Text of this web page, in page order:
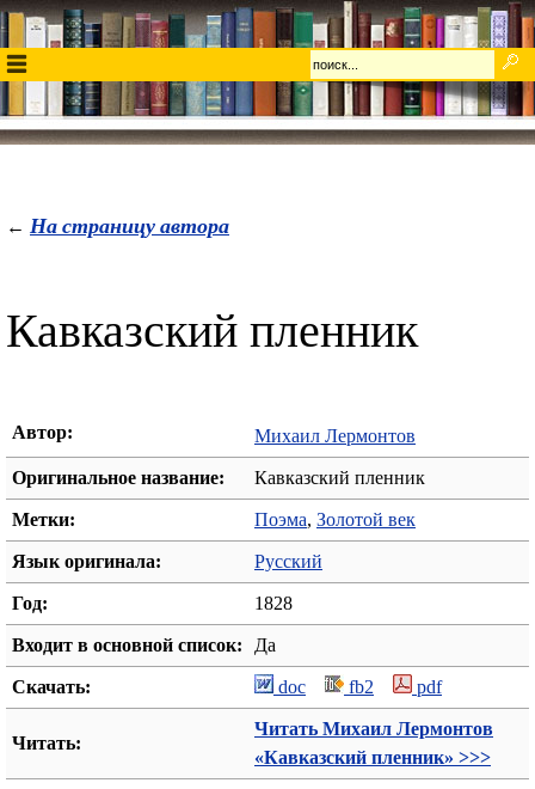
← На страницу автора
Кавказский пленник
Автор: Михаил Лермонтов
Оригинальное название: Кавказский пленник
Метки: Поэма, Золотой век
Язык оригинала: Русский
Год: 1828
Входит в основной список: Да
Скачать: doc fb2 pdf
Читать:
Читать Михаил Лермонтов
«Кавказский пленник» >>>